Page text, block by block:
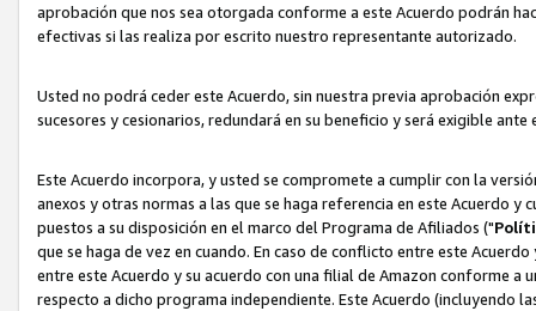
aprobación que nos sea otorgada conforme a este Acuerdo podrán
efectivas si las realiza por escrito nuestro representante autorizado.
Usted no podrá ceder este Acuerdo, sin nuestra previa aprobación
sucesores y cesionarios, redundará en su beneficio y será exigible
Este Acuerdo incorpora, y usted se compromete a cumplir con la
anexos y otras normas a las que se haga referencia en este Acuerdo
puestos a su disposición en el marco del Programa de Afiliados ("
que se haga de vez en cuando. En caso de conflicto entre este
entre este Acuerdo y su acuerdo con una filial de Amazon conforme
respecto a dicho programa independiente. Este Acuerdo (incluyendo